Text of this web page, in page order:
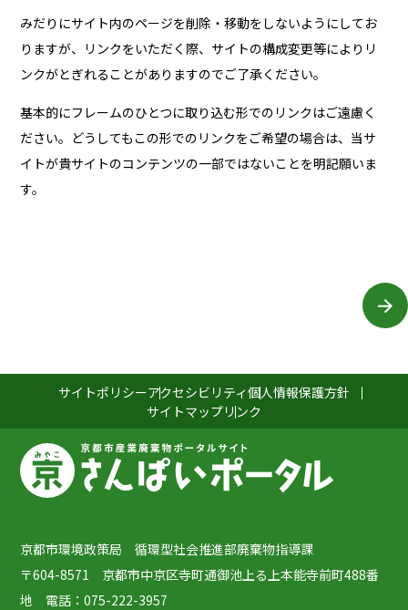
みだりにサイト内のページを削除・移動をしないようにしてお
りますが、リンクをいただく際、サイトの構成変更等によりリ
ンクがとぎれることがありますのでご了承ください。
基本的にフレームのひとつに取り込む形でのリンクはご遠慮く
ださい。どうしてもこの形でのリンクをご希望の場合は、当サ
イトが貴サイトのコンテンツの一部ではないことを明記願いま
す。
サイトポリシーアクセシビリティ個人情報保護方針
サイトマップリンク
京都市環境政策局 循環型社会推進部廃棄物指導課
〒604-8571 京都市中京区寺町通御池上る上本能寺前町488番
地 電話：075-222-3957